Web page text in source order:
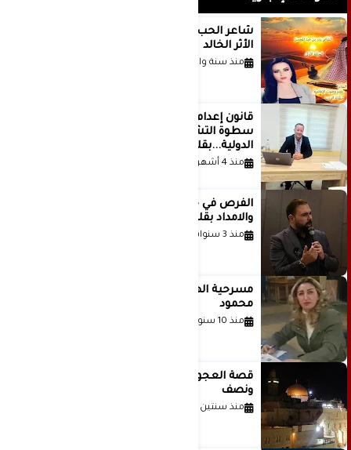
الأثر الخالد
منذ سنة واحدة
قانون إعدام الأسرى الفلسطينيين: بين
سطوة التشريع وانهيار منظومة العدالة
الدولية...بقلم الدكتور وسيم وني
منذ 4 أشهر
والامداد بقلم د. عبادة دعدوش
منذ 3 سنوات
مسرحية الهمزة للمبدعة الاستاذة غادة
محمود
منذ 10 سنوات
قصة العجول الحمراء والانتظار عاما
ونصف
منذ سنتين